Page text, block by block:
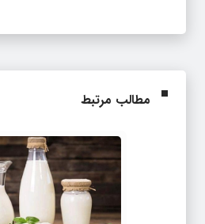
مطالب مرتبط